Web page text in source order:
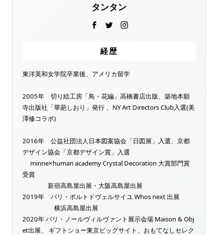
タンタン
経歴
東洋英和女学院卒業後、アメリカ留学
2005年 切り絵工房「鳥・花編」高橋書店出版、築地本願
寺出版社「華葩しおり」発行 、NY Art Directors Club入選(美
澤修コラボ)
2016年 公益社団法人日本図案協会「日図展」入選、京都
デザイン協会「京都デザイン賞」入選
minne×human academy Crystal Decoration 大賞部門賞
受賞
新宿高島屋出展・大阪高島屋出展
2019年 パリ・ポルトドヴェルサイユ Whos next 出展
横浜高島屋出展
2020年 パリ・ノールヴィルヴァント展示会場 Maison & Obj
et出展、 ギフトショー東京ビッグサイト、おもてなしセレク